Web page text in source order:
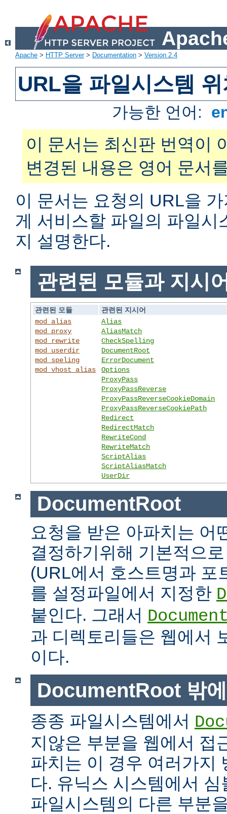
Apache > HTTP Server> Documentation > Version 2.4
URL을 파일시스템
가능한 언어:
이 문서는 최신판 번역이
변경된 내용은 영어 문서
이 문서는 요청의 URL을
게 서비스할 파일의 파일시
지 설명한다.
관련된 모듈과 지시
관련된 모듈
관련된 지시어
mod_alias
mod_proxy
mod_rewrite
mod_userdir
mod_speling
mod_vhost_alias
Alias
AliasMatch
CheckSpelling
DocumentRoot
ErrorDocument
Options
ProxyPass
ProxyPassReverse
ProxyPassReverseCookieDomain
ProxyPassReverseCookiePath
Redirect
RedirectMatch
RewriteCond
RewriteMatch
ScriptAlias
ScriptAliasMatch
UserDir
DocumentRoot
요청을 받은 아파치는 어
결정하기위해 기본적으
(URL에서 호스트명과 포
를 설정파일에서 지정한
붙인다. 그래서
과 디렉토리들은 웹에서
이다.
DocumentRoot 밖
종종 파일시스템에서
지않은 부분을 웹에서 접
파치는 이 경우 여러가지
다. 유닉스 시스템에서
파일시스템의 다른 부분